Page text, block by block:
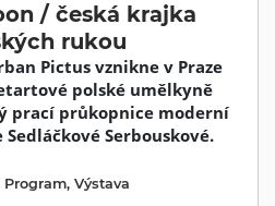
/ česká krajka
rukou
Pictus vznikne v Praze
polské umělkyně
prací průkopnice moderní
Serbouskové.
Program, Výstava